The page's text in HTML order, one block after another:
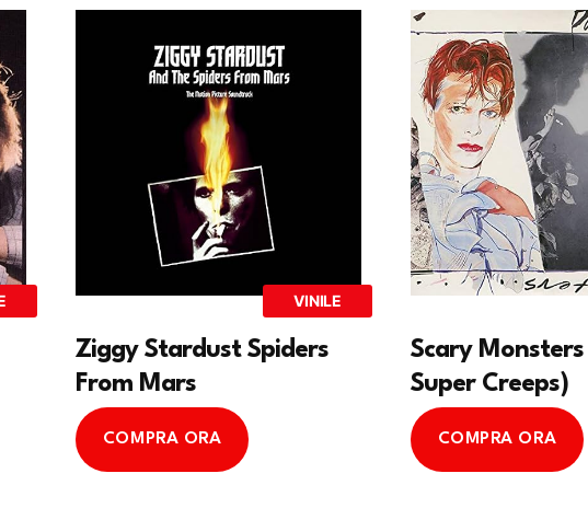
VINILE
Ziggy Stardust Spiders
From Mars
COMPRA ORA
Scary
Super Creeps)
COMPRA ORA